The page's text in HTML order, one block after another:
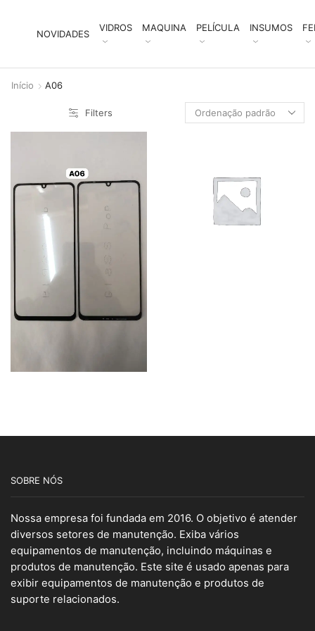
NOVIDADES
VIDROS MAQUINA PELÍCULA INSUMOS
Início A06
Filters
SOBRE NÓS
Nossa empresa foi fundada em 2016. O objetivo é atender
diversos setores de manutenção. Exiba vários
equipamentos de manutenção, incluindo máquinas e
produtos de manutenção. Este site é usado apenas para
exibir equipamentos de manutenção e produtos de
suporte relacionados.